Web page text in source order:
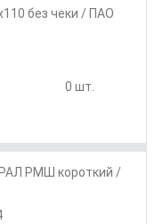
без чеки / ПАО
0 шт.
РМШ короткий /